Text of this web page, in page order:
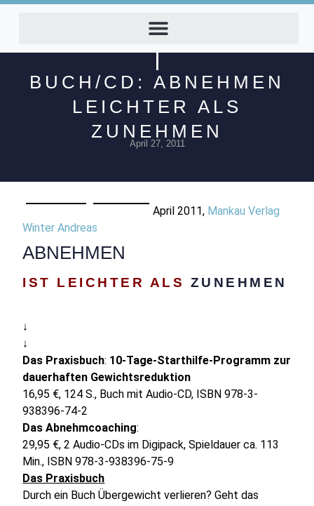
BUCH/CD: ABNEHMEN
LEICHTER ALS
ZUNEHMEN
April 27, 2011
April 2011, Mankau Verlag
Winter Andreas
ABNEHMEN
IST LEICHTER ALS ZUNEHMEN
↓
↓
Das Praxisbuch: 10-Tage-Starthilfe-Programm zur
dauerhaften Gewichtsreduktion
16,95 €, 124 S., Buch mit Audio-CD, ISBN 978-3-
938396-74-2
Das Abnehmcoaching:
29,95 €, 2 Audio-CDs im Digipack, Spieldauer ca. 113
Min., ISBN 978-3-938396-75-9
Das Praxisbuch
Durch ein Buch Übergewicht verlieren? Geht das